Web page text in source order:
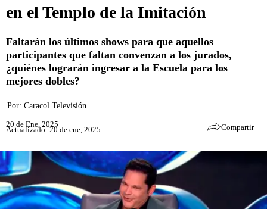
en el Templo de la Imitación
Faltarán los últimos shows para que aquellos
participantes que faltan convenzan a los jurados,
¿quiénes lograrán ingresar a la Escuela para los
mejores dobles?
Por: Caracol Televisión
20 de Ene, 2025
Actualizado: 20 de ene, 2025 Compartir